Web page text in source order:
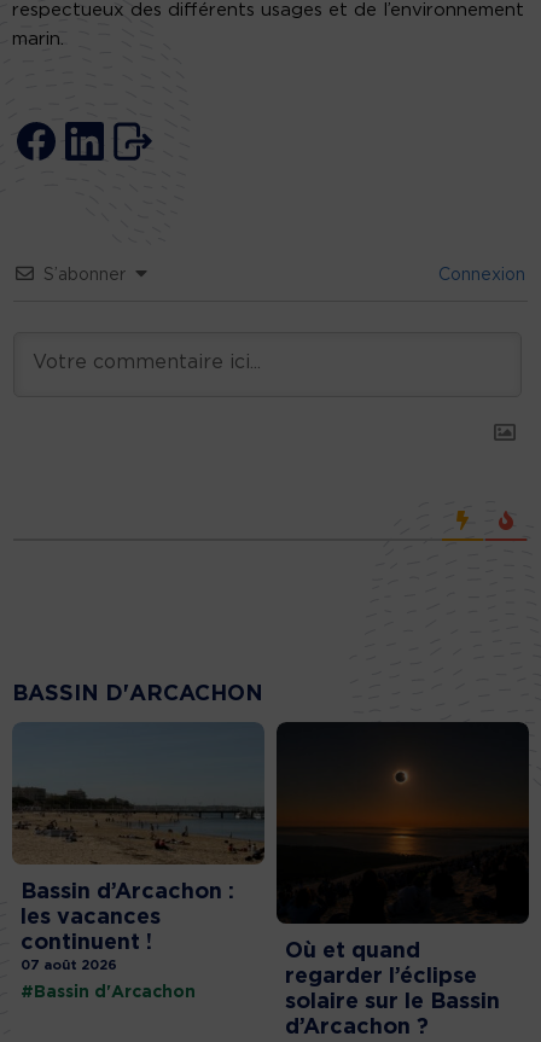
respectueux des différents usages et de l’environnement
marin.
S’abonner Connexion
BASSIN D'ARCACHON
Bassin d’Arcachon :
les vacances
continuent !
07 août 2026
#Bassin d'Arcachon
Où et quand
regarder l’éclipse
solaire sur le Bassin
d’Arcachon ?